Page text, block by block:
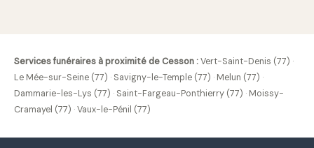
Services funéraires à proximité de Cesson :Vert-Saint-Denis (77) ·
Le Mée-sur-Seine (77) · Savigny-le-Temple (77) · Melun (77) ·
Dammarie-les-Lys (77) · Saint-Fargeau-Ponthierry (77) · Moissy-
Cramayel (77) ·Vaux-le-Pénil (77)